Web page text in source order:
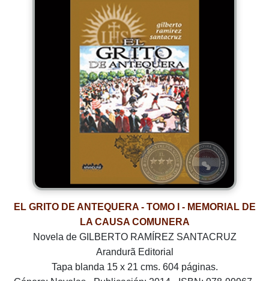
EL GRITO DE ANTEQUERA - TOMO I - MEMORIAL DE
LA CAUSA COMUNERA
Novela de GILBERTO RAMÍREZ SANTACRUZ
Arandurã Editorial
Tapa blanda 15 x 21 cms. 604 páginas.